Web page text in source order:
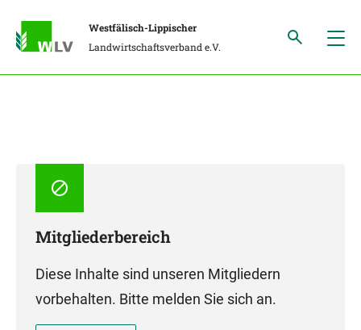
Westfälisch-Lippischer
Landwirtschaftsverband e.V.
Mitgliederbereich
Diese Inhalte sind unseren Mitgliedern
vorbehalten. Bitte melden Sie sich an.